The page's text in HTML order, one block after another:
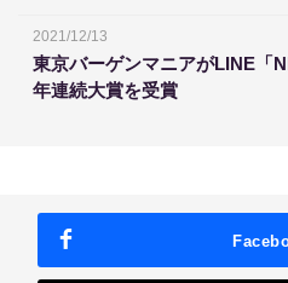
2021/12/13
東京バーゲンマニアがLINE「
年連続大賞を受賞